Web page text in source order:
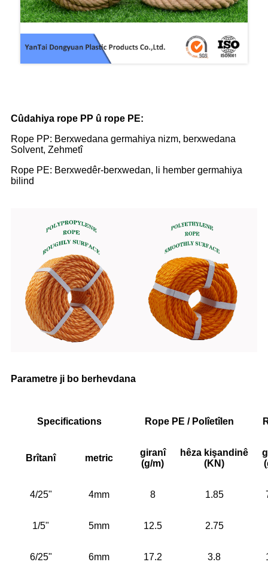
Cûdahiya rope PP û rope PE:
Rope PP: Berxwedana germahiya nizm, berxwedana
Solvent, Zehmetî
Rope PE: Berxwedêr-berxwedan, li hember germahiya
bilind
Parametre ji bo berhevdana
Specifications Rope PE / Polîetîlen
Brîtanî metric
giranî
(g/m)
hêza kişandinê
(KN)
4/25" 4mm 8 1.85
1/5" 5mm 12.5 2.75
6/25" 6mm 17.2 3.8